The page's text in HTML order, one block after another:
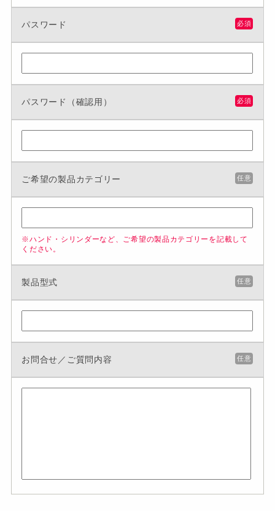
パスワード 必須
パスワード（確認用） 必須
ご希望の製品カテゴリー 任意
※ハンド・シリンダーなど、ご希望の製品カテゴリーを記載して
ください。
製品型式 任意
お問合せ／ご質問内容 任意